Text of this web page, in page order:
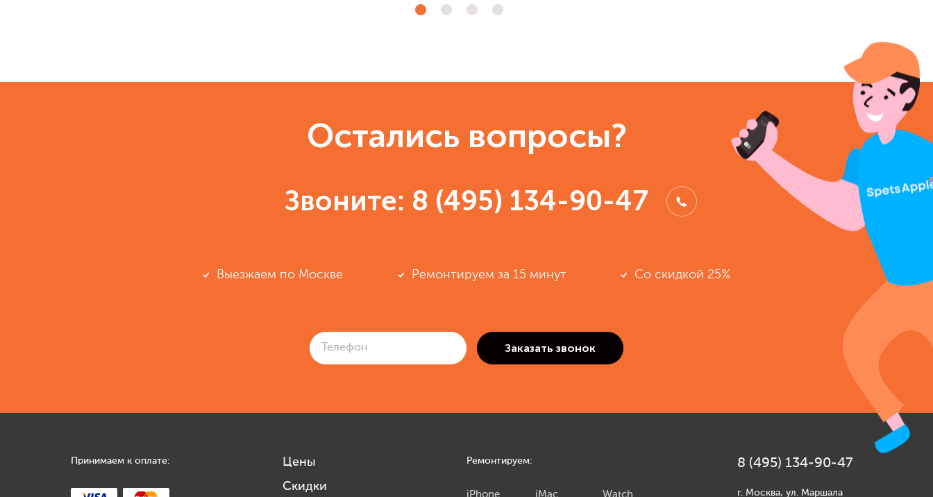
Остались вопросы?
Звоните: 8 (495) 134-90-47
Выезжаем по Москве Ремонтируем за 15 минут Со скидкой 25%
Принимаем к оплате:
Цены
Скидки
Ремонтируем:
iPhone iMac Watch
8 (495) 134-90-47
г. Москва, ул. Маршала